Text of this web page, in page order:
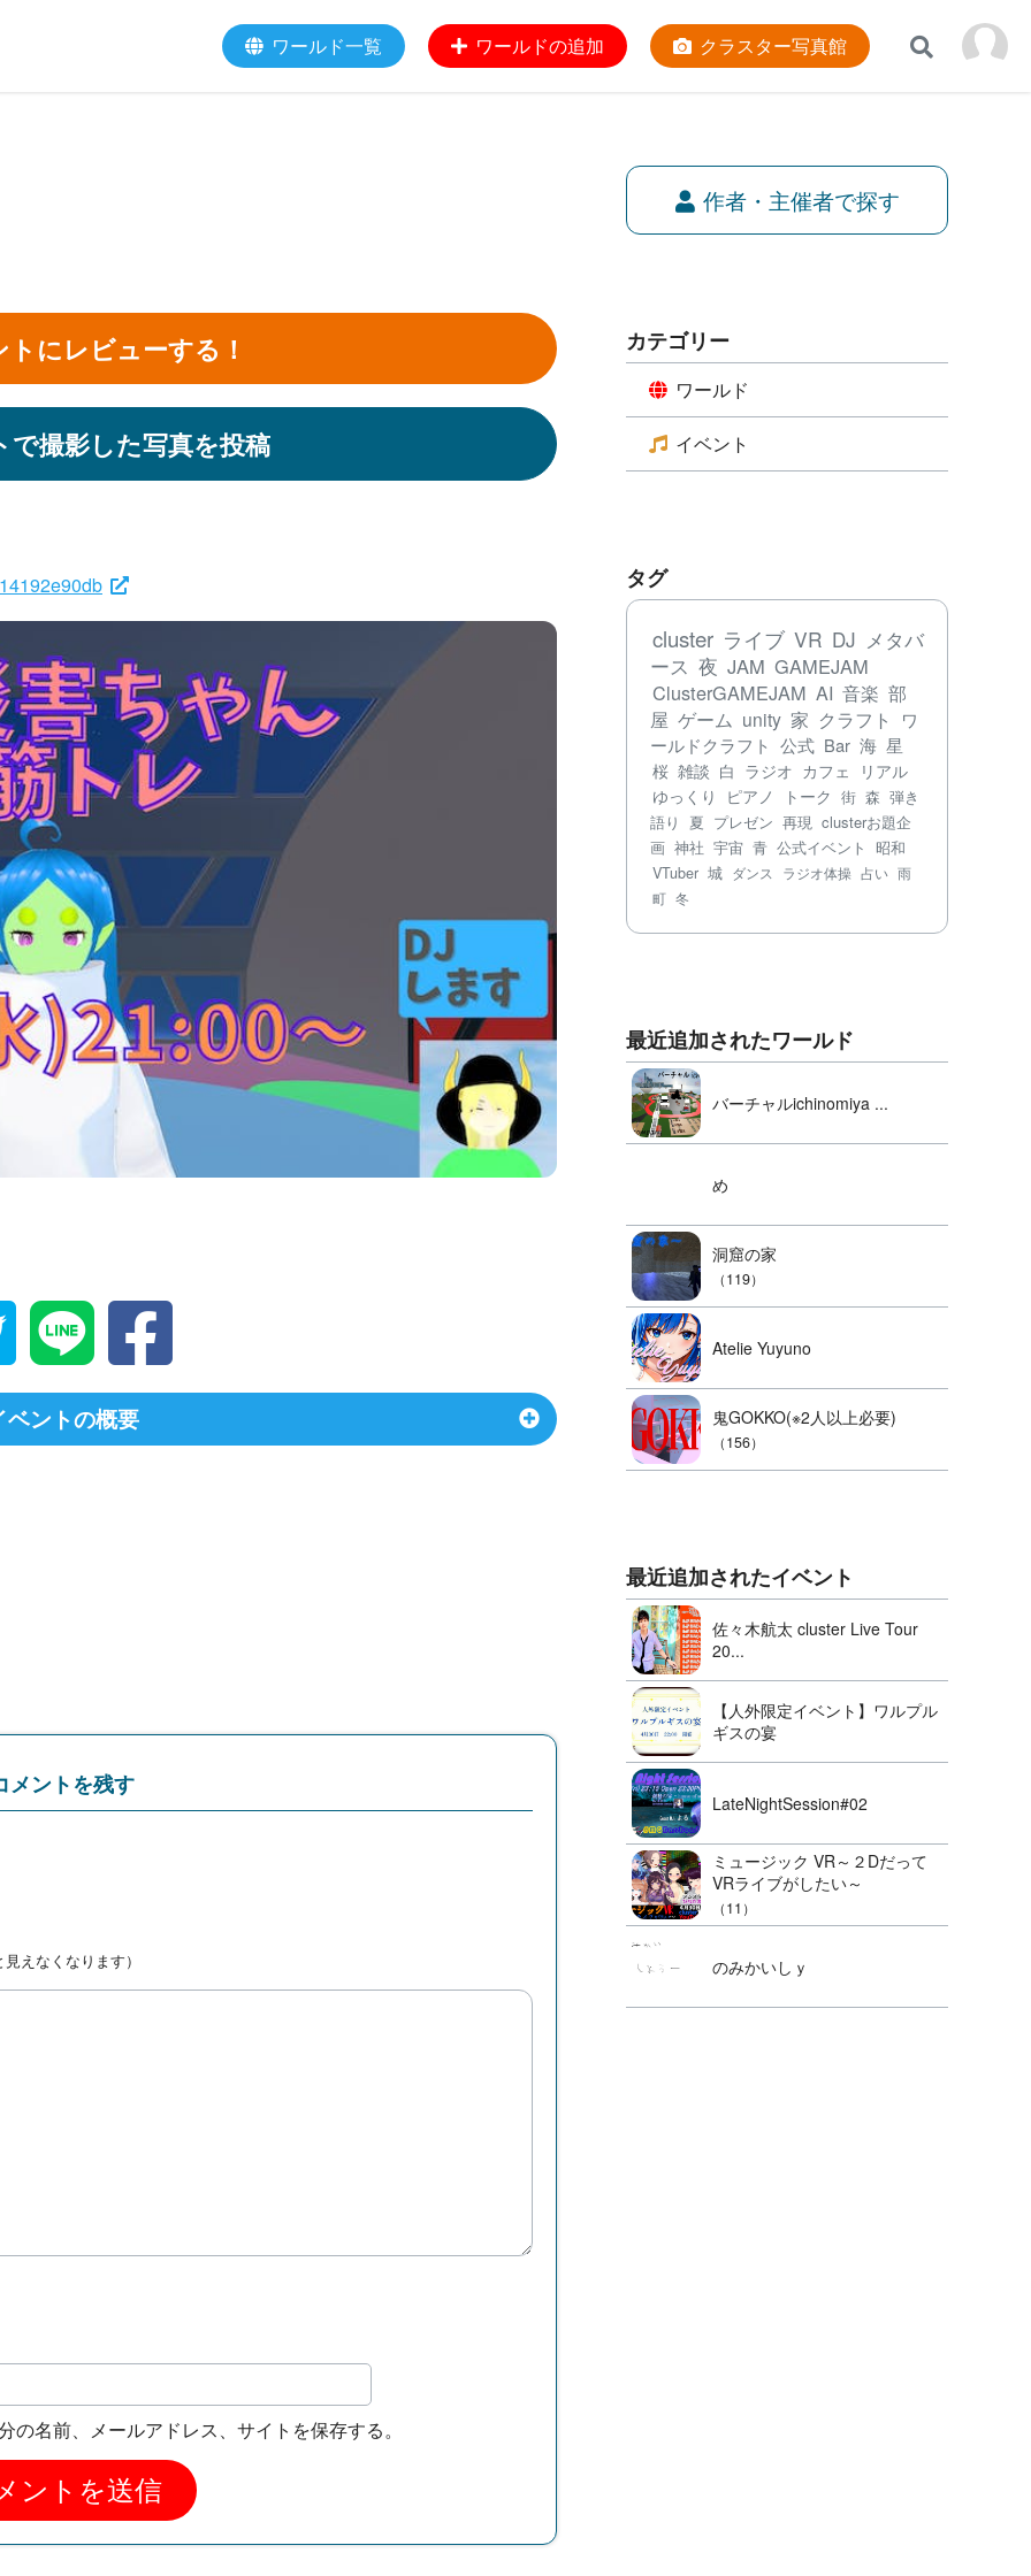
ワールド一覧 ワールドの追加 クラスター写真館
にレビューする！
撮影した写真を投稿
ベントの概要
メントを残す
えなくなります）
名前、メールアドレス、サイトを保存する。
作者・主催者で探す
カテゴリー
ワールド
イベント
タグ
cluster ライブ VR DJ メタバ
ース 夜 JAM GAMEJAM
ClusterGAMEJAM AI 音楽 部
屋 ゲーム unity 家 クラフト
ワ
ールドクラフト 公式 Bar 海 星
桜 雑談 白 ラジオ カフェ
リアル
ゆっくり
ピアノ トーク 街 森 弾き
語り
夏 プレゼン 再現 clusterお題企
画 神社 宇宙 青 公式イベント 昭和
VTuber 城 ダンス ラジオ体操 占い 雨
町 冬
最近追加されたワールド
バーチャルichinomiya ...
め
洞窟の家
（119）
Atelie Yuyuno
鬼GOKKO(※2人以上必要)
（156）
最近追加されたイベント
佐々木航太 cluster Live Tour
20...
【人外限定イベント】ワルプル
ギスの宴
LateNightSession#02
ミュージック VR～２Dだって
VRライブがしたい～
（11）
のみかいしｙ